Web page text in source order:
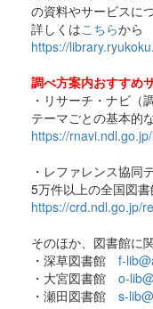
の資料やサービスに
詳しくはこちらから
https://
調べ方案内おすすめ
・リサーチ・ナビ（
テーマごとの基本的
https://
・レファレンス協同
5万件以上の全国図書
https://crd.ndl.go.jp/
そのほか、図書館に
・深草図書館 f-
・大宮図書館 o-
・瀬田図書館 s-